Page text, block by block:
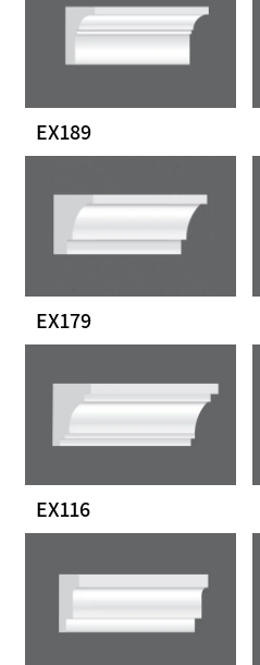
EX189
EX179
EX116